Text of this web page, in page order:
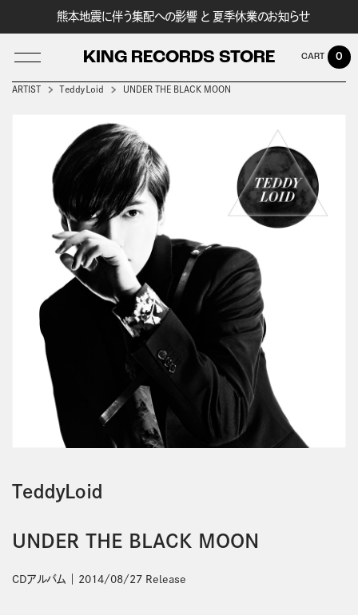
熊本地震に伴う集配への影響 と 夏季休業のお知らせ
KING RECORDS STORE
LOG IN
0
ARTIST ＴｅｄｄｙＬｏｉｄ UNDER THE BLACK MOON
ＴｅｄｄｙＬｏｉｄ
UNDER THE BLACK MOON
CDアルバム 2014/08/27 Release